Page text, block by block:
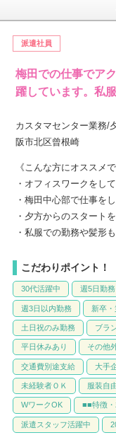
派遣社員
梅田での仕事でア
躍しています。私
カスタマセンター業務
阪市北区曾根崎
《こんな方にオススメで
・オフィスワークをし
・梅田中心部で仕事を
・夕方からのスタート
・私服での勤務や髪形
こだわりポイント！
30代活躍中 週5日勤務
週3日以内勤務 新卒
土日祝のみ勤務 ブラ
平日休みあり その他
交通費別途支給 大手
未経験者ＯＫ 服装自
WワークOK ■■特徴
派遣スタッフ活躍中